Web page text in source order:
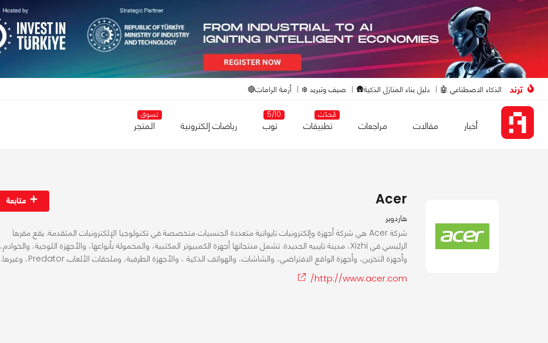
ترند الذكاء الاصطناعي 🤖 دليل بناء المنازل الذكية🛖 صيف وتبريد ❄️ أزمة الرامات🔴
أخبار مقالات مراجعات
مُحدّث
تطبيقات
5/10
توب رياضات إلكترونية
تسوق
المتجر
Acer
هاردوير
متابعة
شركة Acer هي شركة أجهزة وإلكترونيات تايوانية متعددة الجنسيات متخصصة في تكنولوجيا الإلكترونيات المتقدمة. يقع مقرها
الرئيسي في Xizhi، مدينة تايبيه الجديدة. تشمل منتجاتها أجهزة الكمبيوتر المكتبية، والمحمولة بأنواعها، والأجهزة اللوحية، والخوادم،
وأجهزة التخزين، وأجهزة الواقع الافتراضي، والشاشات، والهواتف الذكية ، والأجهزة الطرفية، وملحقات الألعاب Predator، وغيرها.
http://www.acer.com/